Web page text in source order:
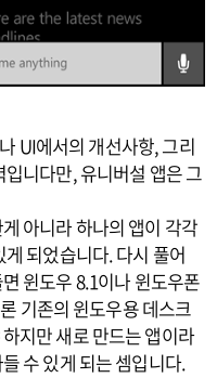
UI에서의 개선사항, 그리
니다만, 유니버설 앱은 그
아니라 하나의 앱이 각각
되었습니다. 다시 풀어
윈도우 8.1이나 윈도우폰
기존의 윈도우용 데스크
지만 새로 만드는 앱이라
수 있게 되는 셈입니다.